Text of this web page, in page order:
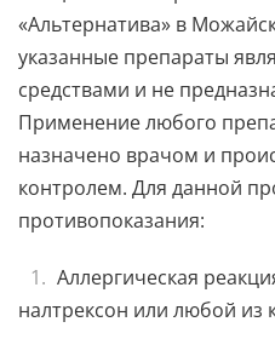
«Альтернатива» в
указанные препараты
средствами и не
Применение любого
назначено врачом и
контролем. Для данной
противопоказания:
Аллергическая
налтрексон или любой из